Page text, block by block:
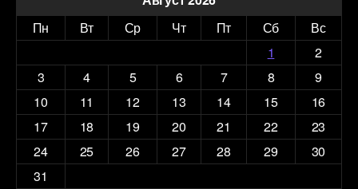
Пн
Вт Ср Чт Пт Сб
Вс
1
2
3
4 5 6 7 8
9
10
11 12 13 14 15
16
17
18 19 20 21 22
23
24
25 26 27 28 29
30
31